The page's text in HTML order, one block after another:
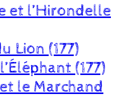
et l’Hirondelle
Lion (177)
(177)
le Marchand